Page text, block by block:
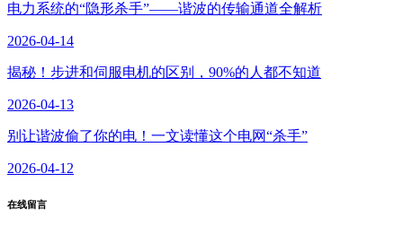
电力系统的“隐形杀手”——谐波的传输通道全解析
2026-04-14
揭秘！步进和伺服电机的区别，90%的人都不知道
2026-04-13
别让谐波偷了你的电！一文读懂这个电网“杀手”
2026-04-12
在线留言